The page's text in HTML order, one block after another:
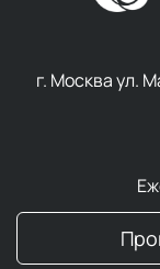
г. Москва ул.